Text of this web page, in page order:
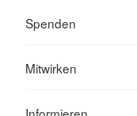
Spenden
Mitwirken